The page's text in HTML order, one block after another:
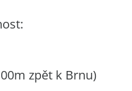
zpět k Brnu)